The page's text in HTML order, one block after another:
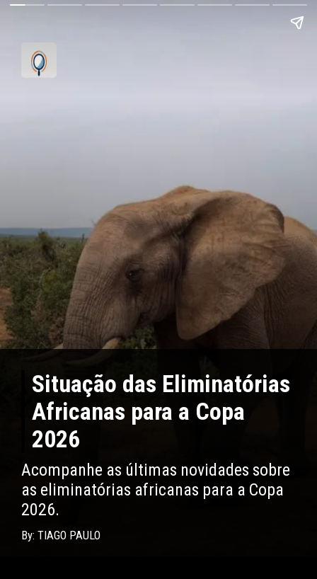
Situação das Eliminatórias
Africanas para a Copa
2026
Acompanhe as últimas novidades sobre
as eliminatórias africanas para a Copa
2026.
By: TIAGO PAULO